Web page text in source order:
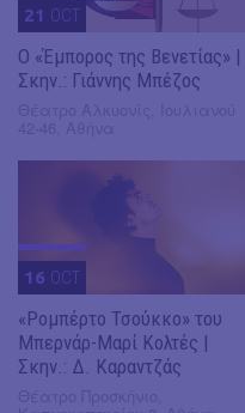
21 OCT
Ο «Έμπορος της Βενετίας» |
Σκην.: Γιάννης Μπέζος
16 OCT
«Ρομπέρτο Τσούκκο» του
Μπερνάρ-Μαρί Κολτές |
Σκην.: Δ. Καραντζάς